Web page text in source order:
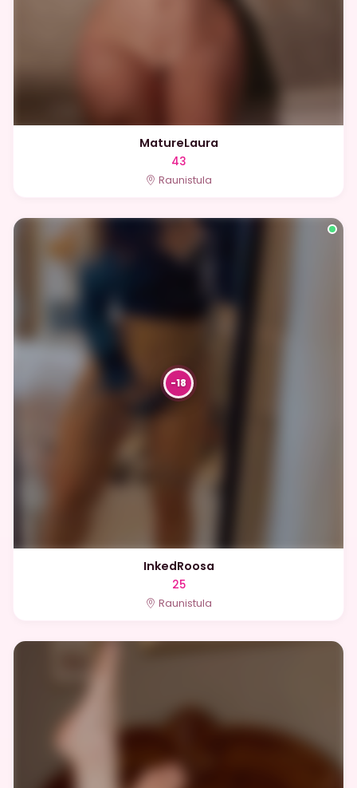
MatureLaura
43
Raunistula
InkedRoosa
25
Raunistula